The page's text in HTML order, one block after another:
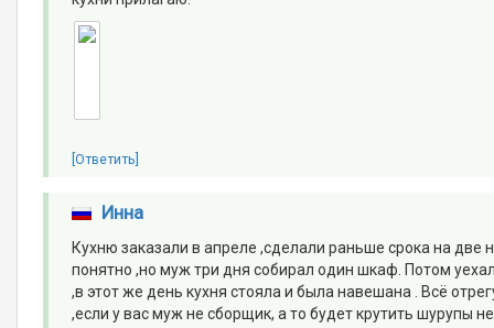
[Ответить]
Инна
Кухню заказали в апреле ,сделали раньше срока на
понятно ,но муж три дня собирал один шкаф. Потом
,в этот же день кухня стояла и была навешана . Всё
,если у вас муж не сборщик, а то будет крутить шурупы